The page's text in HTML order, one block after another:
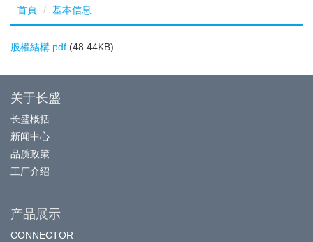
首頁 基本信息
股權結構.pdf (48.44KB)
关于长盛
长盛概括
新闻中心
品质政策
工厂介绍
产品展示
CONNECTOR